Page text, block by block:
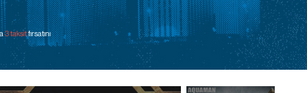
3 taksitfırsatını